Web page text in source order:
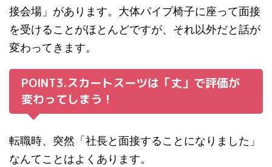
接会場」があります。大体パイプ椅子に座って面接
を受けることがほとんどですが、それ以外だと話が
変わってきます。
POINT3.スカートスーツは「丈」で評価が
変わってしまう！
転職時、突然「社長と面接することになりました」
なんてことはよくあります。